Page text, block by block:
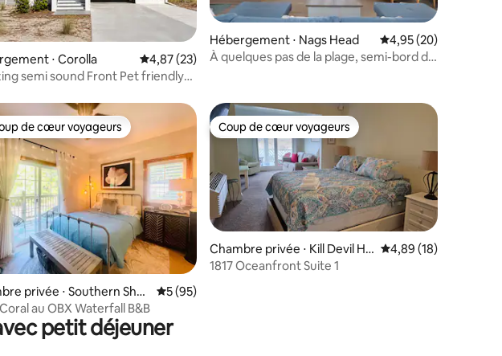
sur la base de 38 commentaires : 4,58 sur 5
⋅ Corolla Évaluation moyenne sur la base de 23 commentaires : 4,87 sur 5
4,87 (23)
semi sound Front Pet friendly
Hébergement ⋅ Nags Head Évaluation moyenne
4,95 (20)
À quelques pas de la plage, semi-bord de
sur la base de 70 commentaires : 4,99 sur 5
de cœur voyageurs les plus appréciés
de cœur voyageurs
privée ⋅ Southern Shor
Évaluation moyenne sur la base de 95 commentaires : 5 sur 5
5 (95)
au OBX Waterfall B&B
Coup de cœur voyageurs
Coup de cœur voyageurs
Chambre privée ⋅ Kill Devil Hill
s
Évaluation moyenne
4,89 (18)
1817 Oceanfront Suite 1
petit déjeuner